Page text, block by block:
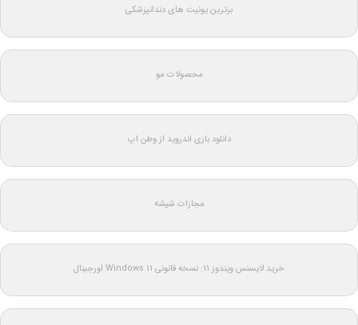
برترین یونیت های دندانپزشکی
محصولات مو
دانلود بازی اندروید از وطن اپ
مجازات شیشه
خرید لایسنس ویندوز 11: نسخه قانونی Windows 11 اورجینال